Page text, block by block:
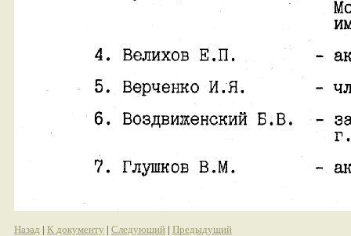
Назад | К документу | Следующий | Предыдущий